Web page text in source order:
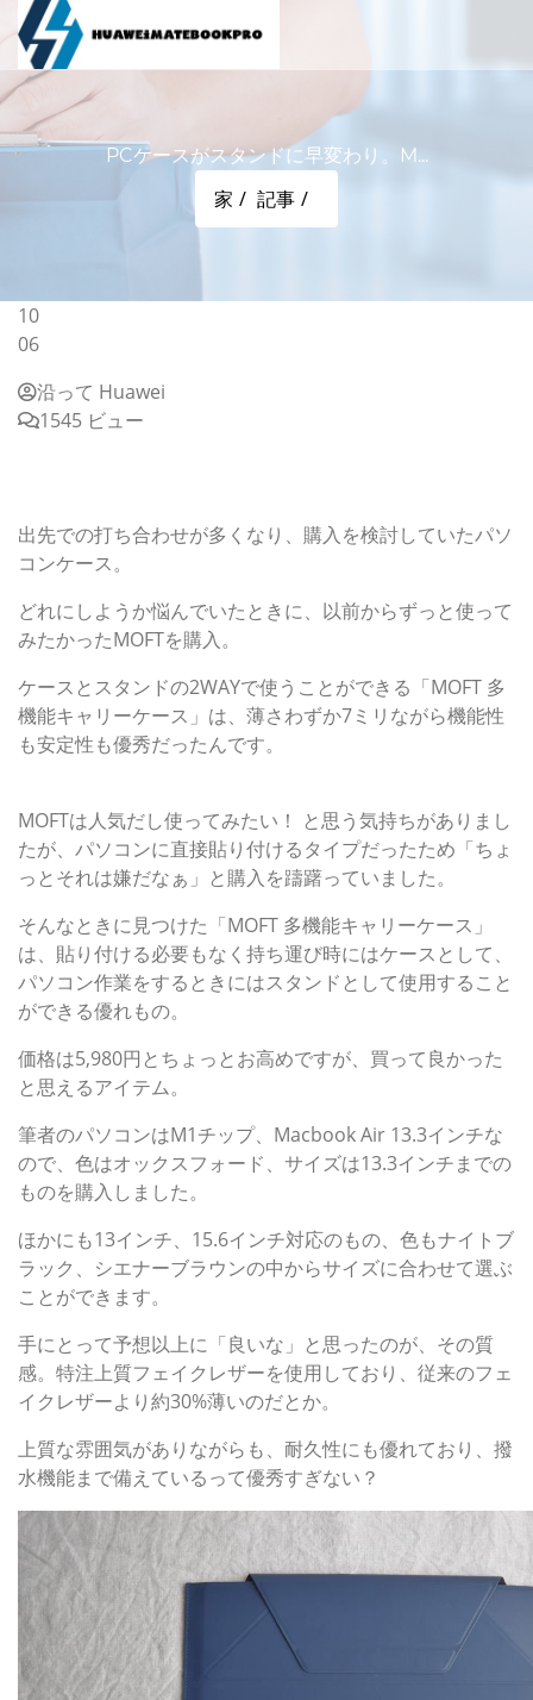
PCケースがスタンドに早変わり。M...
家 記事
10
06
沿って Huawei
1545 ビュー
出先での打ち合わせが多くなり、購入を検討していたパソ
コンケース。
どれにしようか悩んでいたときに、以前からずっと使って
みたかったMOFTを購入。
ケースとスタンドの2WAYで使うことができる「MOFT 多
機能キャリーケース」は、薄さわずか7ミリながら機能性
も安定性も優秀だったんです。
MOFTは人気だし使ってみたい！ と思う気持ちがありまし
たが、パソコンに直接貼り付けるタイプだったため「ちょ
っとそれは嫌だなぁ」と購入を躊躇っていました。
そんなときに見つけた「MOFT 多機能キャリーケース」
は、貼り付ける必要もなく持ち運び時にはケースとして、
パソコン作業をするときにはスタンドとして使用すること
ができる優れもの。
価格は5,980円とちょっとお高めですが、買って良かった
と思えるアイテム。
筆者のパソコンはM1チップ、Macbook Air 13.3インチな
ので、色はオックスフォード、サイズは13.3インチまでの
ものを購入しました。
ほかにも13インチ、15.6インチ対応のもの、色もナイトブ
ラック、シエナーブラウンの中からサイズに合わせて選ぶ
ことができます。
手にとって予想以上に「良いな」と思ったのが、その質
感。特注上質フェイクレザーを使用しており、従来のフェ
イクレザーより約30%薄いのだとか。
上質な雰囲気がありながらも、耐久性にも優れており、撥
水機能まで備えているって優秀すぎない？